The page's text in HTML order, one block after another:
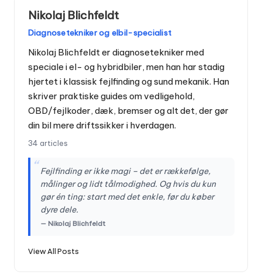
Nikolaj Blichfeldt
Diagnosetekniker og elbil-specialist
Nikolaj Blichfeldt er diagnosetekniker med
speciale i el- og hybridbiler, men han har stadig
hjertet i klassisk fejlfinding og sund mekanik. Han
skriver praktiske guides om vedligehold,
OBD/fejlkoder, dæk, bremser og alt det, der gør
din bil mere driftssikker i hverdagen.
34 articles
“ Fejlfinding er ikke magi – det er rækkefølge,
målinger og lidt tålmodighed. Og hvis du kun
gør én ting: start med det enkle, før du køber
dyre dele.
— Nikolaj Blichfeldt
View All Posts